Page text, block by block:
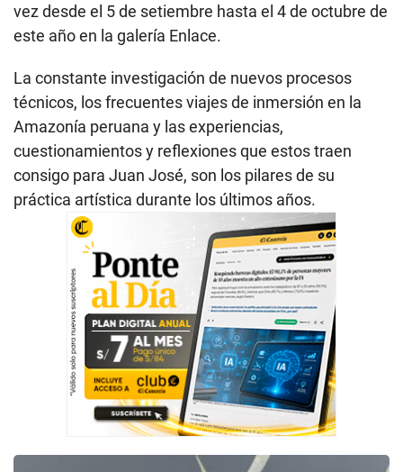
vez desde el 5 de setiembre hasta el 4 de octubre de
este año en la galería Enlace.
La constante investigación de nuevos procesos
técnicos, los frecuentes viajes de inmersión en la
Amazonía peruana y las experiencias,
cuestionamientos y reflexiones que estos traen
consigo para Juan José, son los pilares de su
práctica artística durante los últimos años.